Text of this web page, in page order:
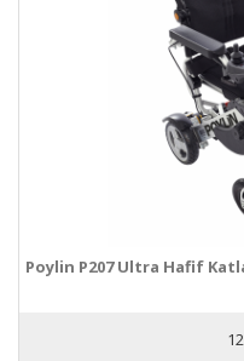
Poylin P207 Ultra Hafif